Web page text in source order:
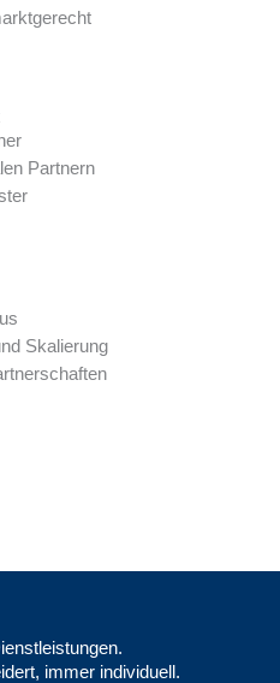
Partnern
Skalierung
immer individuell.